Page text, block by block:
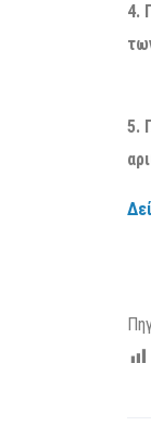
4.
5.